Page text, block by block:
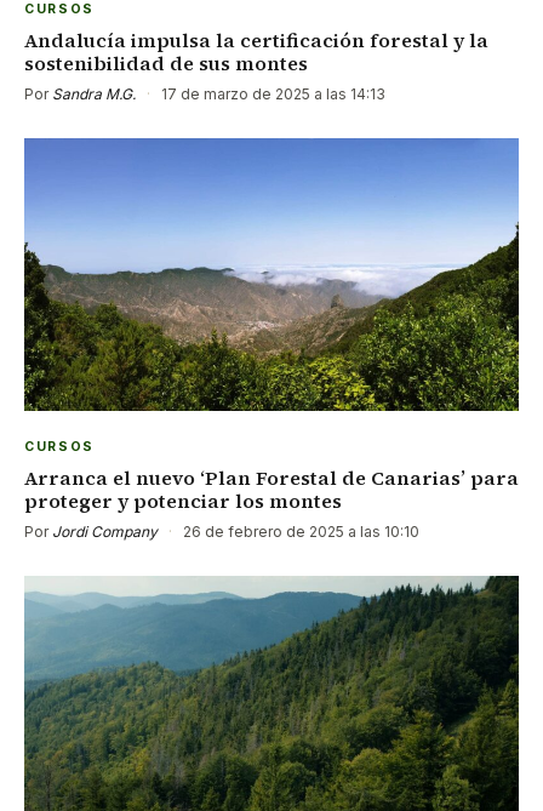
CURSOS
Andalucía impulsa la certificación forestal y la
sostenibilidad de sus montes
Por Sandra M.G. · 17 de marzo de 2025 a las 14:13
CURSOS
Arranca el nuevo ‘Plan Forestal de Canarias’ para
proteger y potenciar los montes
Por Jordi Company · 26 de febrero de 2025 a las 10:10